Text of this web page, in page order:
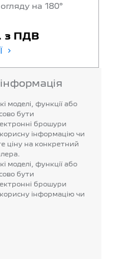
на 180°
з ПДВ
моделі, функції або
бути
брошури
корисну інформацію чи
ціну на конкретний
моделі, функції або
бути
брошури
корисну інформацію чи